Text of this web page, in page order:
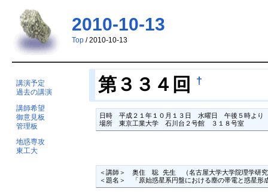
2010-10-13
Top/ 2010-10-13
講演予定
過去の講演
講師希望
御意見板
管理板
地惑専攻
東工大
第３３４回 †
日時　平成２１年１０月１３日　水曜日　午後５時より
場所　東京工業大学　石川台２号館　３１８号室
＜講師＞　奥住　聡 先生　（名古屋大学大学院理学研
＜題名＞　「原始惑星系円盤における塵の帯電と惑星形